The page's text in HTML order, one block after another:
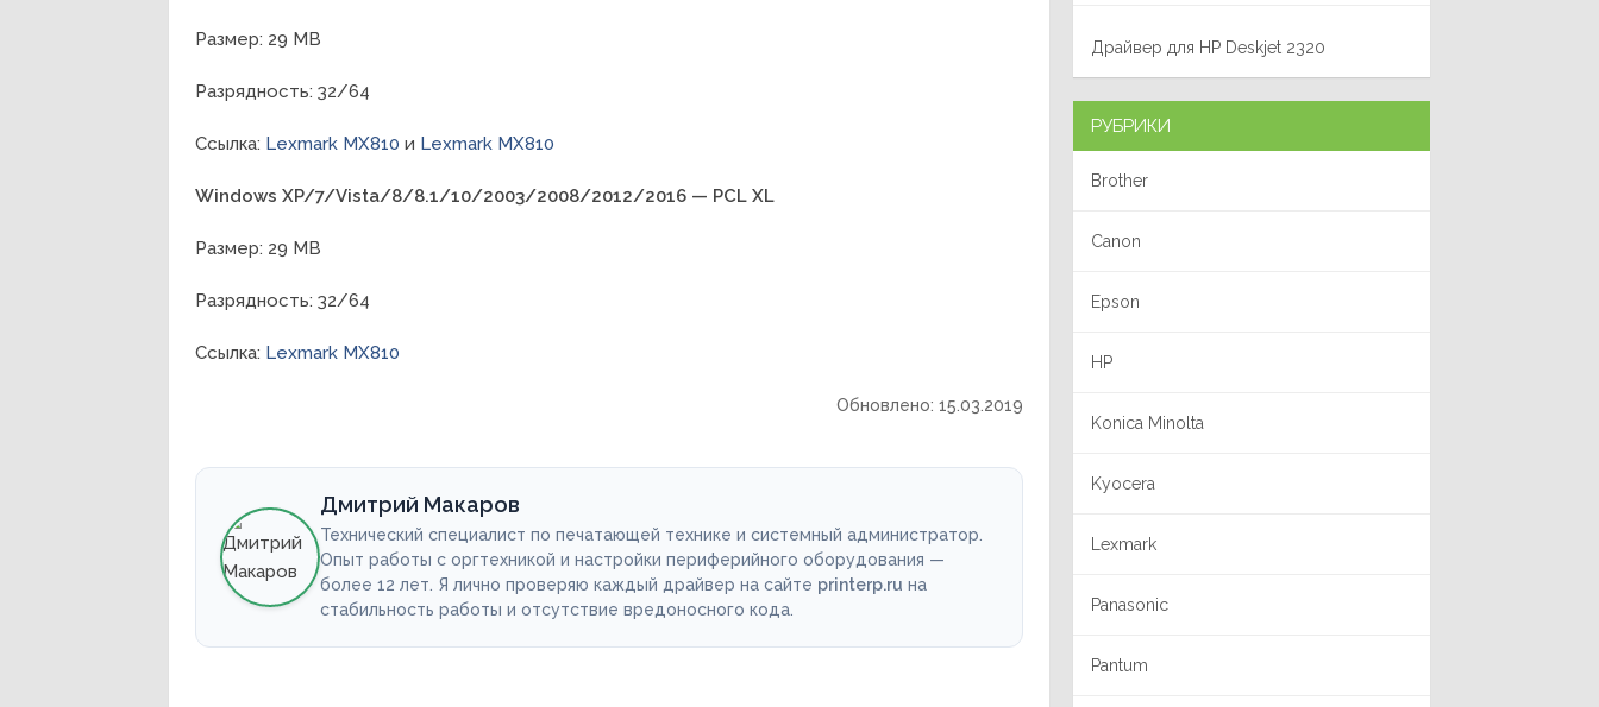
Размер: 29 MB
Разрядность: 32/64
Ссылка: Lexmark MX810 и Lexmark MX810
Windows XP/7/Vista/8/8.1/10/2003/2008/2012/2016 — PCL XL
Размер: 29 MB
Разрядность: 32/64
Ссылка: Lexmark MX810
Обновлено: 15.03.2019
Дмитрий Макаров
Технический специалист по печатающей технике и системный администратор.
Опыт работы с оргтехникой и настройки периферийного оборудования —
более 12 лет. Я лично проверяю каждый драйвер на сайте printerp.ru на
стабильность работы и отсутствие вредоносного кода.
Драйвер для HP Deskjet 2320
РУБРИКИ
Brother
Canon
Epson
HP
Konica Minolta
Kyocera
Lexmark
Panasonic
Pantum